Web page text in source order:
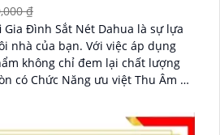
₫
Gia Đình Sắt Nét Dahua là sự lựa
Với việc áp dụng
không chỉ đem lại chất lượng
có Chức Năng ưu việt Thu Âm Và